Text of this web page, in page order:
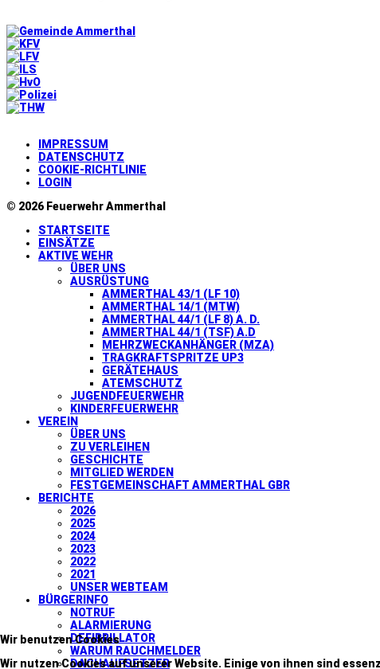
IMPRESSUM
DATENSCHUTZ
COOKIE-RICHTLINIE
LOGIN
© 2026 Feuerwehr Ammerthal
STARTSEITE
EINSÄTZE
AKTIVE WEHR
ÜBER UNS
AUSRÜSTUNG
AMMERTHAL 43/1 (LF 10)
AMMERTHAL 14/1 (MTW)
AMMERTHAL 44/1 (LF 8) A. D.
AMMERTHAL 44/1 (TSF) A.D
MEHRZWECKANHÄNGER (MZA)
TRAGKRAFTSPRITZE UP3
GERÄTEHAUS
ATEMSCHUTZ
JUGENDFEUERWEHR
KINDERFEUERWEHR
VEREIN
ÜBER UNS
ZU VERLEIHEN
GESCHICHTE
MITGLIED WERDEN
FESTGEMEINSCHAFT AMMERTHAL GBR
BERICHTE
2026
2025
2024
2023
2022
2021
UNSER WEBTEAM
BÜRGERINFO
NOTRUF
ALARMIERUNG
DEFIBRILLATOR
WARUM RAUCHMELDER
DACHAUFSETZER
Wir benutzen Cookies
Wir nutzen Cookies auf unserer Website. Einige von ihnen sind